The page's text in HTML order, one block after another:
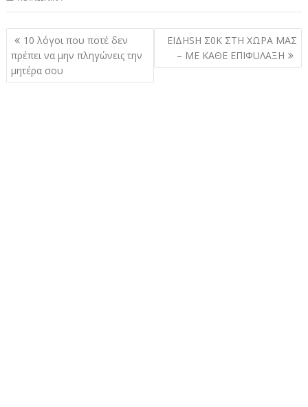
Πλοήγηση
άρθρων
10 λόγοι που ποτέ δεν
πρέπει να μην πληγώνεις την
μητέρα σου
EIΔΗSH Σ0Κ ΣΤΗ ΧΩΡΑ ΜΑΣ
– ΜΕ ΚΑΘΕ ΕΠΙΦUΛΑΞΗ